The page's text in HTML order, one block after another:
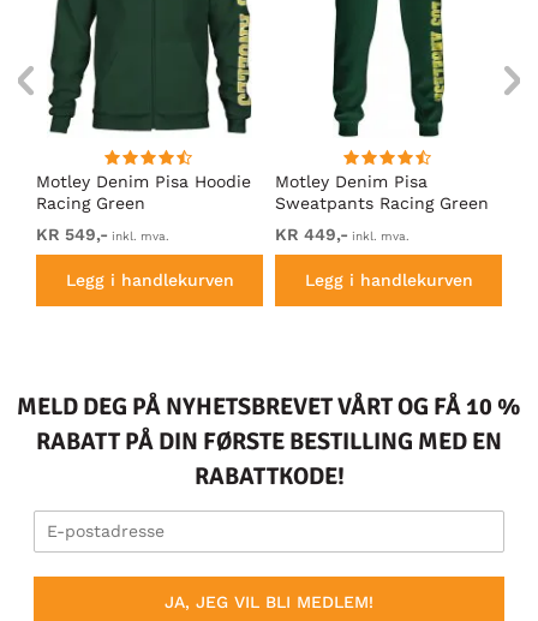
Motley Denim Pisa Hoodie
Racing Green
KR 549,- inkl. mva.
Legg i handlekurven
Motley Denim Pisa
Sweatpants Racing Green
KR 449,- inkl. mva.
Legg i handlekurven
MELD DEG PÅ NYHETSBREVET VÅRT OG FÅ 10 %
RABATT PÅ DIN FØRSTE BESTILLING MED EN
RABATTKODE!
JA, JEG VIL BLI MEDLEM!